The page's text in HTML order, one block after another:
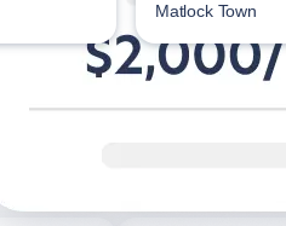
Matlock Town
より快適に